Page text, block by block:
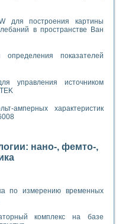
для построения картины
в пространстве Ван
показателей
управления источником
амперных характеристик
нано-, фемто-,
по измерению временных
комплекс на базе